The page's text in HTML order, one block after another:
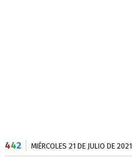
442 MIÉRCOLES 21 DE JULIO DE 2021